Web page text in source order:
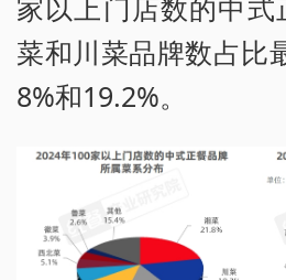
菜和川菜品牌数占比
8%和19.2%。